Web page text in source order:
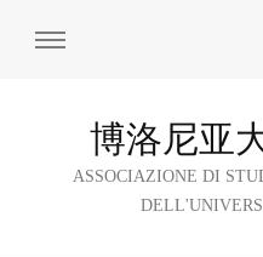
博洛尼亚
ASSOCIAZIONE DI